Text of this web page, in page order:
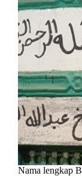
Nama lengkap